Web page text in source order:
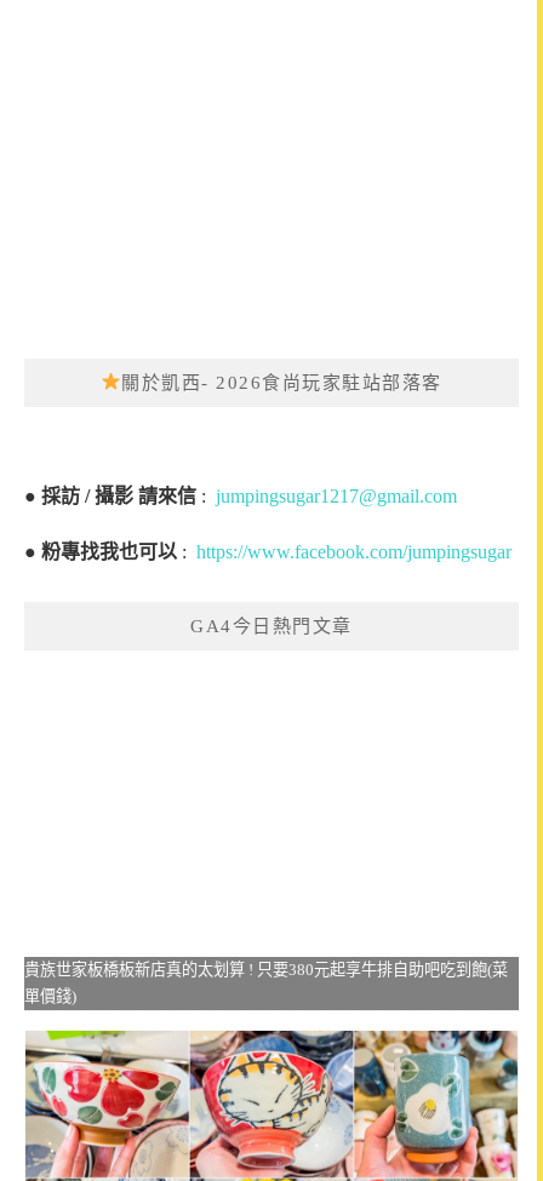
關於凱西- 2026食尚玩家駐站部落客
● 採訪 / 攝影 請來信 : jumpingsugar1217@gmail.com
● 粉專找我也可以 : https://www.facebook.com/jumpingsugar
GA4今日熱門文章
貴族世家板橋板新店真的太划算 ! 只要380元起享牛排自助吧吃到飽(菜
單價錢)